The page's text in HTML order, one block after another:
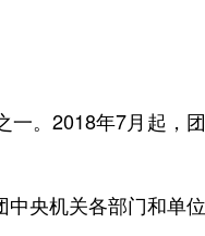
。2018年7月起，
央机关各部门和单位